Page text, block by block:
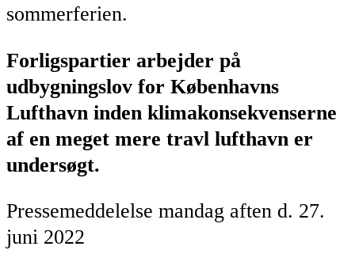
sommerferien.
Forligspartier arbejder på
udbygningslov for Københavns
Lufthavn inden klimakonsekvenserne
af en meget mere travl lufthavn er
undersøgt.
Pressemeddelelse mandag aften d. 27.
juni 2022